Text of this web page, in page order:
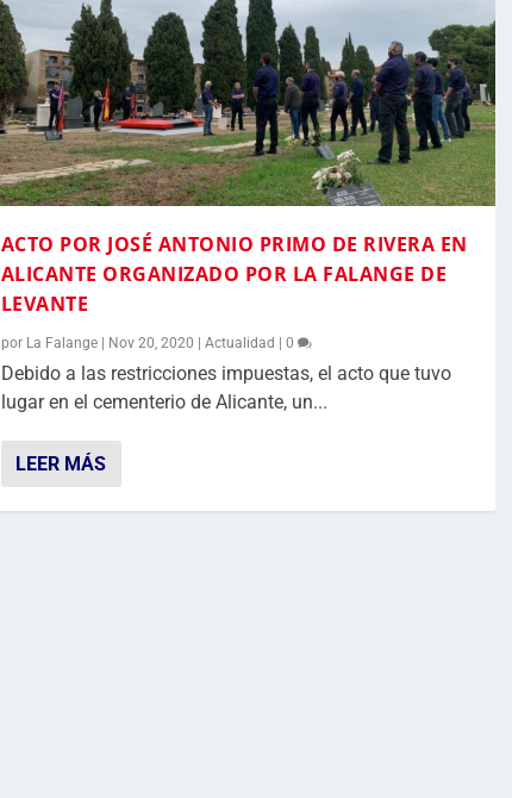
ACTO POR JOSÉ ANTONIO PRIMO DE RIVERA EN
ALICANTE ORGANIZADO POR LA FALANGE DE
LEVANTE
por La Falange| Nov 20, 2020 | Actualidad | 0
Debido a las restricciones impuestas, el acto que tuvo
lugar en el cementerio de Alicante, un...
LEER MÁS